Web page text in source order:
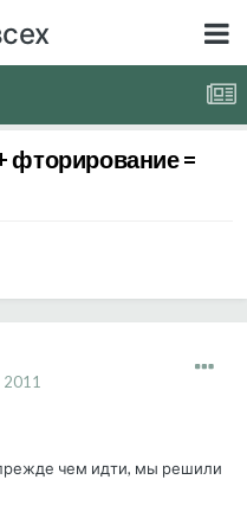
фторирование =
2011
чем идти, мы решили